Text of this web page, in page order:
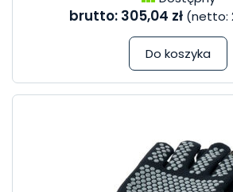
brutto: 305,04 zł (netto:
Do koszyka